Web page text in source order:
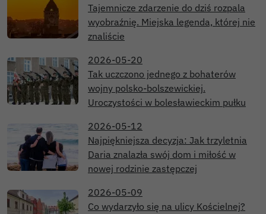
Tajemnicze zdarzenie do dziś rozpala
wyobraźnię. Miejska legenda, której nie
znaliście
2026-05-20
Tak uczczono jednego z bohaterów
wojny polsko-bolszewickiej.
Uroczystości w bolesławieckim pułku
2026-05-12
Najpiękniejsza decyzja: Jak trzyletnia
Daria znalazła swój dom i miłość w
nowej rodzinie zastępczej
2026-05-09
Co wydarzyło się na ulicy Kościelnej?